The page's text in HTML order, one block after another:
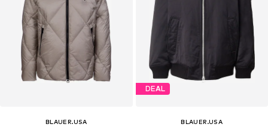
BLAUER.USA
DEAL
BLAUER.USA